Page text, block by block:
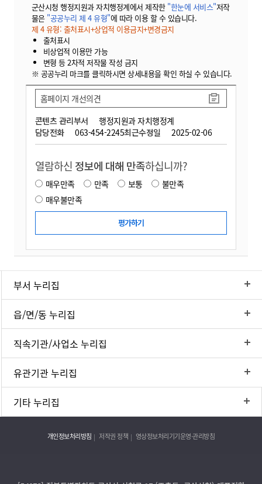
군산시청 행정지원과 자치행정계에서 제작한 "한눈에 서비스"저작
물은 "공공누리 제 4 유형"에 따라 이용 할 수 있습니다.
제 4 유형: 출처표시+상업적 이용금지+변경금지
출처표시
비상업적 이용만 가능
변형 등 2차적 저작물 작성 금지
※ 공공누리 마크를 클릭하시면 상세내용을 확인 하실 수 있습니다.
콘텐츠 관리부서
행정지원과 자치행정계
담당전화
063-454-2245최근수정일 2025-02-06
홈페이지 개선의견
열람하신 정보에 대해 만족하십니까?
매우만족 만족 보통
불만족
매우불만족
부서 누리집
읍/면/동 누리집
직속기관/사업소 누리집
유관기관 누리집
기타 누리집
개인정보처리방침 저작권 정책 영상정보처리기기운영·관리방침